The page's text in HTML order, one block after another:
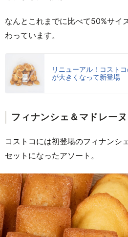
なんとこれまでに比べて50%サイ
わっています。
リニューアル！コスト
が大きくなって新登場
フィナンシェ＆マドレー
コストコには初登場のフィナンシ
セットになったアソート。